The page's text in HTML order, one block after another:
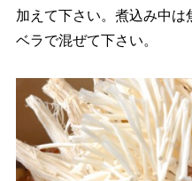
加えて下さい。煮込み中
ベラで混ぜて下さい。